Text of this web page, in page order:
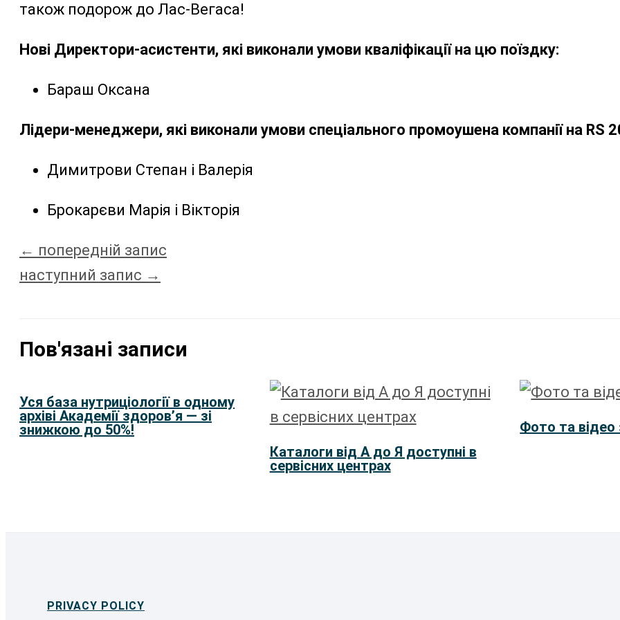
також подорож до Лас-Вегаса!
Нові Директори-асистенти, які виконали умови кваліфікації на цю поїздку:
Бараш Оксана
Лідери-менеджери, які виконали умови спеціального промоушена компанії на RS
Димитрови Степан і Валерія
Брокарєви Марія і Вікторія
← попередній запис
наступний запис →
Пов'язані записи
Уся база нутриціології в одному
архіві Академії здоровʼя — зі
знижкою до 50%!
Каталоги від А до Я доступні в
сервісних центрах
Фото та
PRIVACY POLICY